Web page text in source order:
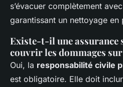
s’évacuer complètement
garantissant un nettoyage
Existe-t-il une assurance
couvrir les dommages
Oui, la responsabilité civile
est obligatoire. Elle doit